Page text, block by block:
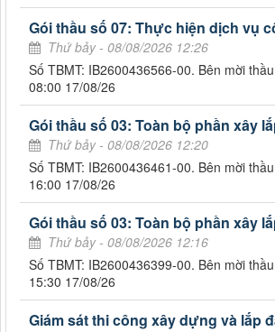
Gói thầu số 07: Thực hiện dịch vụ
Thứ bảy - 08/08/2026 12:26
Số TBMT: IB2600436566-00. Bên mời
08:00 17/08/26
Gói thầu số 03: Toàn bộ phần xây
Thứ bảy - 08/08/2026 12:20
Số TBMT: IB2600436461-00. Bên mời
16:00 17/08/26
Gói thầu số 03: Toàn bộ phần xây
Thứ bảy - 08/08/2026 12:16
Số TBMT: IB2600436399-00. Bên mời
15:30 17/08/26
Giám sát thi công xây dựng và lắp